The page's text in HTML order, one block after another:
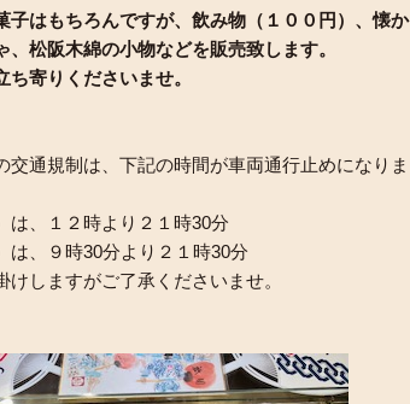
子はもちろんですが、飲み物（１００円）、懐か
、松阪木綿の小物などを販売致します。
ち寄りくださいませ。
交通規制は、下記の時間が車両通行止めになりま
は、１２時より２１時30分
は、９時30分より２１時30分
けしますがご了承くださいませ。